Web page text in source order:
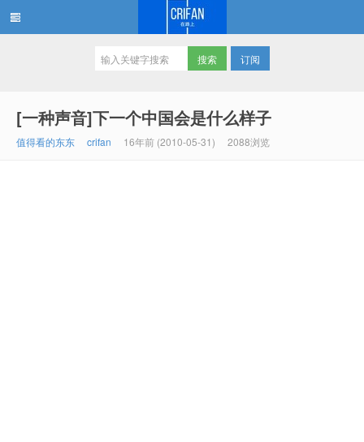
订阅
[一种声音]下一个中国会是什么样子
值得看的东东 crifan 16年前 (2010-05-31) 2088浏览